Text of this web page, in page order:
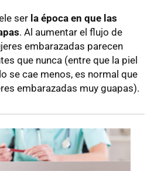
ser la época en que las
. Al aumentar el flujo de
embarazadas parecen
que nunca (entre que la piel
se cae menos, es normal que
embarazadas muy guapas).